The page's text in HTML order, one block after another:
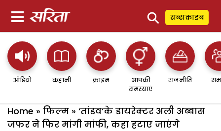
⚲ सब्सक्राइब
ऑडियो कहानी क्राइम
आपकी
समस्याएं
राजनीति
Home » फिल्म » ‘तांडव’के डायरेक्टर अली अब्बास
जफर ने फिर मांगी मांफी, कहा हटाए जाएंगे